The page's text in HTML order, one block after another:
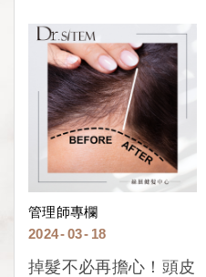
式！
管理師專欄
18
03
2024
掉髮不必再擔心！頭皮